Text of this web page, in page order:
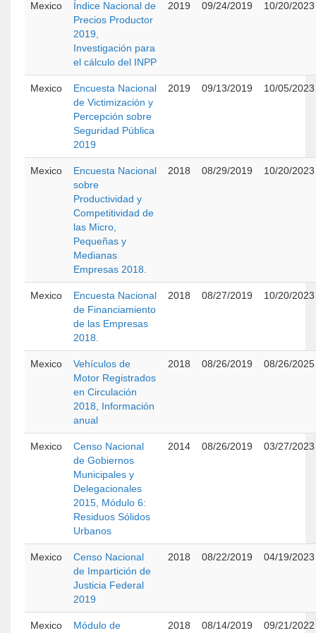
Mexico
Índice Nacional de
Precios Productor
2019,
Investigación para
el cálculo del INPP
2019 09/24/2019 10/20/2023
Mexico
Encuesta Nacional
de Victimización y
Percepción sobre
Seguridad Pública
2019
2019 09/13/2019 10/05/2023
Mexico
Encuesta Nacional
sobre
Productividad y
Competitividad de
las Micro,
Pequeñas y
Medianas
Empresas 2018.
2018 08/29/2019 10/20/2023
Mexico
Encuesta Nacional
de Financiamiento
de las Empresas
2018.
2018 08/27/2019 10/20/2023
Mexico
Vehículos de
Motor Registrados
en Circulación
2018, Información
anual
2018 08/26/2019 08/26/2025
Mexico
Censo Nacional
de Gobiernos
Municipales y
Delegacionales
2015, Módulo 6:
Residuos Sólidos
Urbanos
2014 08/26/2019 03/27/2023
Mexico
Censo Nacional
de Impartición de
Justicia Federal
2019
2018 08/22/2019 04/19/2023
Mexico
Módulo de
2018 08/14/2019 09/21/2022